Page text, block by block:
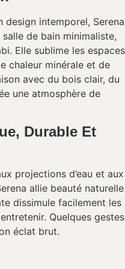
design intemporel, Serena
de bain minimaliste,
Elle sublime les espaces
chaleur minérale et de
avec du bois clair, du
une atmosphère de
Durable Et
projections d’eau et aux
allie beauté naturelle
dissimule facilement les
Quelques gestes
éclat brut.